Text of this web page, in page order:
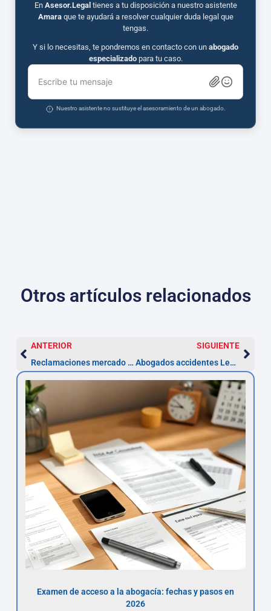
En Asesor.Legal tienes a tu disposición a nuestro asistente
Amaraque te ayudará a resolver cualquier duda legal que
tengas.
Y si lo necesitas, te pondremos en contacto con un abogado
especializadopara tu caso.
Escribe tu mensaje
Nuestro asistente no sustituye el asesoramiento de un abogado.
Otros artículos relacionados
ANTERIOR
Reclamaciones mercado valores Leganés: plazo 5 años
SIGUIENTE
Abogados accidentes Leganés: reclama en 12 meses
Examen de acceso a la abogacía: fechas y pasos en
2026